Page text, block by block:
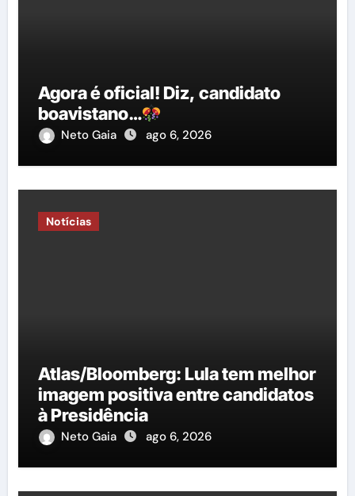
Agora é oficial! Diz, candidato
boavistano…
Neto Gaia ago 6, 2026
Notícias
Atlas/Bloomberg: Lula tem melhor
imagem positiva entre candidatos
à Presidência
Neto Gaia ago 6, 2026